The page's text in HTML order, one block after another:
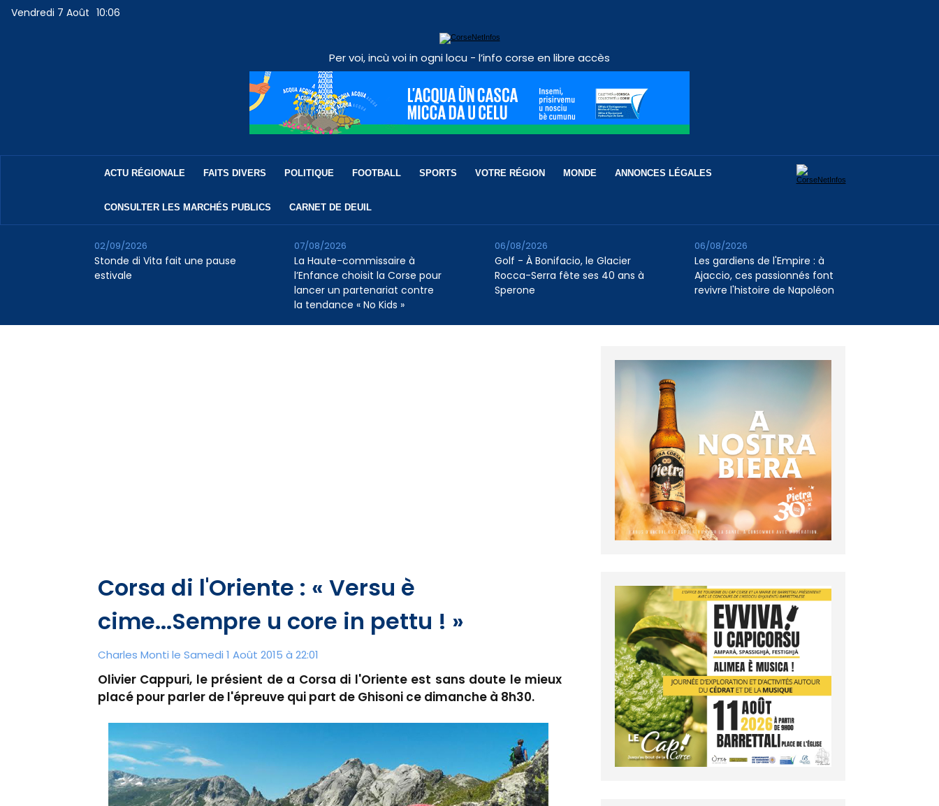
Vendredi 7 Août 10:06
Per voi, incù voi in ogni locu - l’info corse en libre accès
ACTU RÉGIONALE FAITS DIVERS POLITIQUE FOOTBALL SPORTS VOTRE RÉGION MONDE ANNONCES LÉGALES
CONSULTER LES MARCHÉS PUBLICS CARNET DE DEUIL
Stonde di Vita fait une pause
estivale
02/09/2026
La Haute-commissaire à
l’Enfance choisit la Corse pour
lancer un partenariat contre
la tendance « No Kids »
07/08/2026
Golf - À Bonifacio, le Glacier
Rocca-Serra fête ses 40 ans à
Sperone
06/08/2026
Les gardiens de l'Empire : à
Ajaccio, ces passionnés font
revivre l'histoire de Napoléon
06/08/2026
Corsa di l'Oriente : « Versu è
cime...Sempre u core in pettu ! »
Charles Monti le Samedi 1 Août 2015 à 22:01
Olivier Cappuri, le présient de a Corsa di l'Oriente est sans doute le mieux
placé pour parler de l'épreuve qui part de Ghisoni ce dimanche à 8h30.